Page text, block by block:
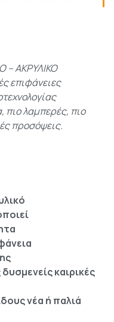
– ΑΚΡΥΛΙΚΟ
επιφάνειες
πιο λαμπερές, πιο
προσόψεις.
καιρικές
νέα ή παλιά